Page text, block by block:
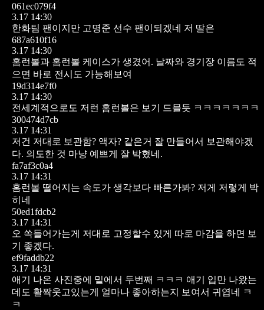
061ec079f4
3.17 14:30
한화팀 팬이지만 고명준 선수 팬이되겠네 저 딸은
687a610f16
3.17 14:30
홈런볼과 홈런볼 케이스가 생겼어. 날짜와 경기장 이름도 적
으면 바로 전시도 가능해보여
19d314e7f0
3.17 14:30
전세계적으로도 저런 홈런볼은 보기 드믈듯 ㅋㅋㅋㅋㅋㅋㅋ
300474d7cb
3.17 14:31
저건 저대로 보관함? 액자? 같은거 잘 만들어서 보관해야겠
다. 의도한 것 마냥 예쁘게 잘 박혔네.
fa7af3c0a4
3.17 14:31
홈런볼 떨어지는 속도가 생각보다 빠른가봐? 저게 저렇게 박
히네
50ed1fdcb2
3.17 14:31
오 쏙들어가는게 저대로 고정할수 있게 따로 마감을 하면 보
기 좋겠다.
ef9faddb22
3.17 14:31
애기 나온 사진중에 밑에서 두번째 ㅋㅋㅋ 애기 입만 나왔는
데도 활짝웃고있는게 얼마나 좋아하는지 보여서 귀엽네 ㅋ
ㅋ